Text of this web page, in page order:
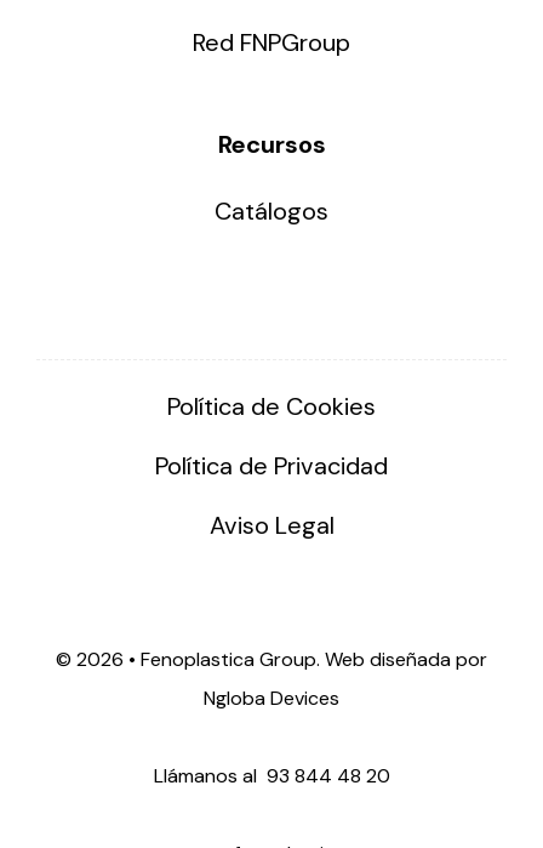
Red FNPGroup
Recursos
Catálogos
Política de Cookies
Política de Privacidad
Aviso Legal
© 2026 • Fenoplastica Group. Web diseñada por
Ngloba Devices
Llámanos al 93 844 48 20